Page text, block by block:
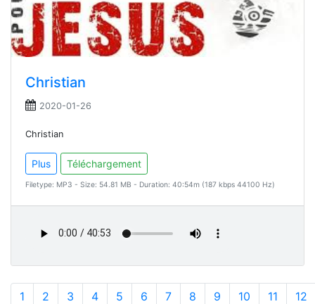
Christian
2020-01-26
Christian
Plus Téléchargement
Filetype: MP3 - Size: 54.81 MB - Duration: 40:54m (187 kbps 44100 Hz)
1 2 3 4 5 6 7 8 9 10 11 12